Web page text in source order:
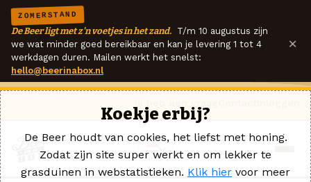
ZOMERSTAND
De Beer ligt met z'n voetjes in het zand. T/m 10 augustus zijn
we wat minder goed bereikbaar en kan je levering 1 tot 4
werkdagen duren. Mailen werkt het snelst:
hello@beerinabox.nl
×
Koekje erbij?
De Beer houdt van cookies, het liefst met honing.
Zodat zijn site super werkt en om lekker te
grasduinen in webstatistieken. Klik hier voor meer